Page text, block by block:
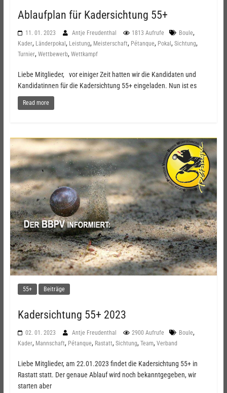
Ablaufplan für Kadersichtung 55+
11. 01. 2023 Antje Freudenthal 1813 Aufrufe Boule,
Kader, Länderpokal, Leistung, Meisterschaft, Pétanque, Pokal, Sichtung,
Turnier, Wettbewerb, Wettkampf
Liebe Mitglieder, vor einiger Zeit hatten wir die Kandidaten und
Kandidatinnen für die Kadersichtung 55+ eingeladen. Nun ist es
Read more
55+ Beiträge
Kadersichtung 55+ 2023
02. 01. 2023 Antje Freudenthal 2900 Aufrufe Boule,
Kader, Mannschaft, Pétanque, Rastatt, Sichtung, Team, Verband
Liebe Mitglieder, am 22.01.2023 findet die Kadersichtung 55+ in
Rastatt statt. Der genaue Ablauf wird noch bekanntgegeben, wir
starten aber